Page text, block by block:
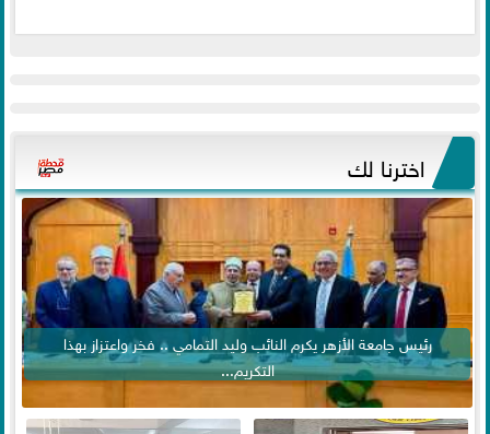
اخترنا لك
رئيس جامعة الأزهر يكرم النائب وليد التمامي .. فخر واعتزاز بهذا
التكريم...